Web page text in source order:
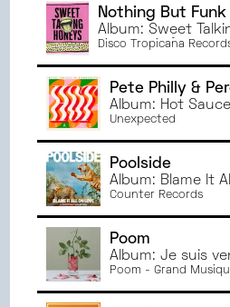
Nothing But Funk
Album: Sweet
Max Tuohy)
Disco Tropicana
Pete Philly &
Album: Hot Sauce
Unexpected
Poolside
Album: Blame It
Counter Records
Poom
Album: Je suis
Poom - Grand